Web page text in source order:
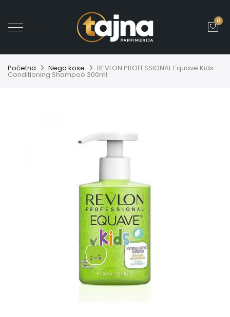
0
Početna Nega kose REVLON PROFESSIONAL Equave Kids
Conditioning Shampoo 300ml